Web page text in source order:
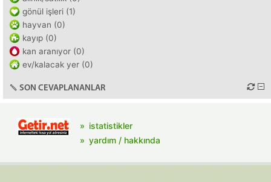
gönül işleri (1)
hayvan (0)
kayıp (0)
kan aranıyor (0)
ev/kalacak yer (0)
SON CEVAPLANANLAR
istatistikler
yardım / hakkında